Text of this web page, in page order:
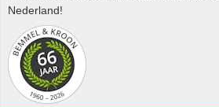
Nederland!